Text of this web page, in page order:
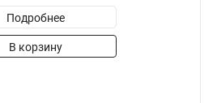
Подробнее
В корзину